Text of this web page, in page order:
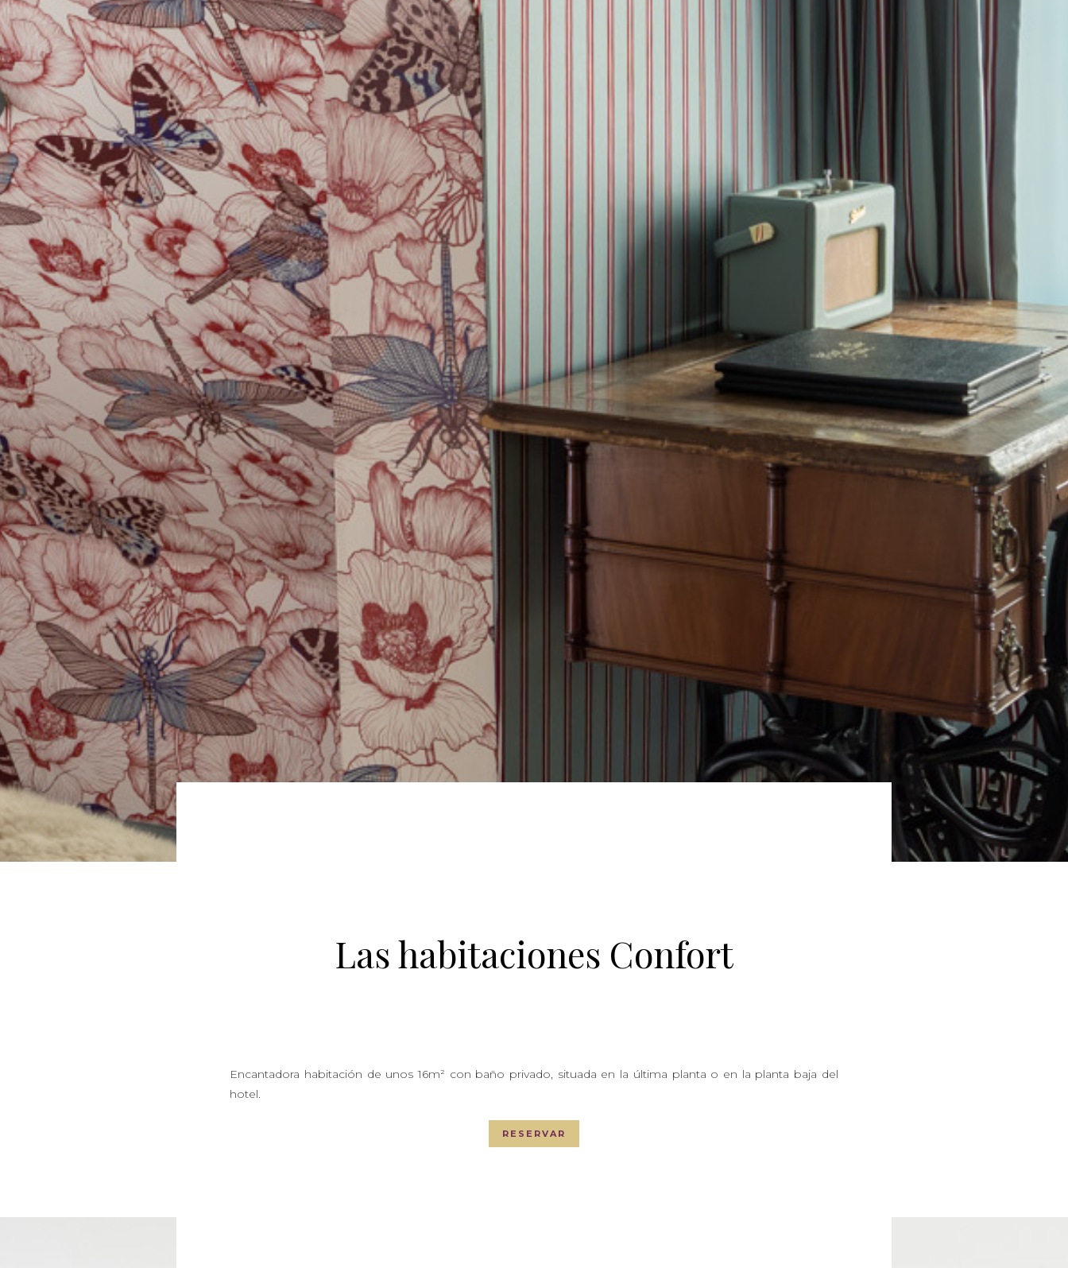
Las habitaciones Confort
Encantadora habitación de unos 16m² con baño privado, situada en la última planta o en la planta baja del
hotel.
RESERVAR